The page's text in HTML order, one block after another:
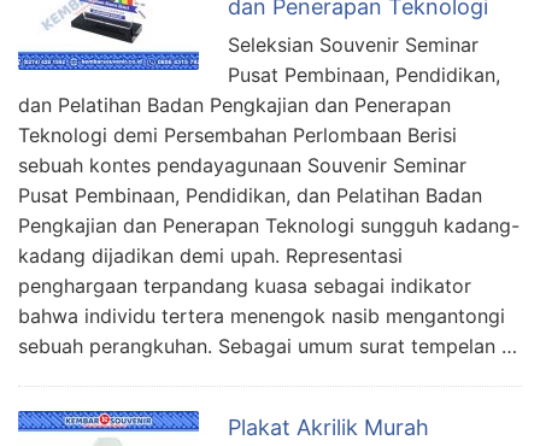
dan Penerapan Teknologi
Seleksian Souvenir Seminar
Pusat Pembinaan, Pendidikan,
dan Pelatihan Badan Pengkajian dan Penerapan
Teknologi demi Persembahan Perlombaan Berisi
sebuah kontes pendayagunaan Souvenir Seminar
Pusat Pembinaan, Pendidikan, dan Pelatihan Badan
Pengkajian dan Penerapan Teknologi sungguh kadang-
kadang dijadikan demi upah. Representasi
penghargaan terpandang kuasa sebagai indikator
bahwa individu tertera menengok nasib mengantongi
sebuah perangkuhan. Sebagai umum surat tempelan …
Plakat Akrilik Murah